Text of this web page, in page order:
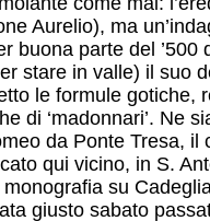
Aurelio), ma
buona parte del ’500
stare in valle) il suo
le formule gotiche,
di ‘madonnari’. Ne
da Ponte Tresa, il
qui vicino, in S.
su
giusto sabato